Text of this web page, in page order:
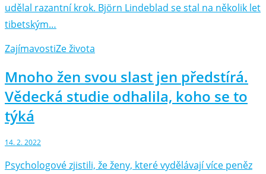
udělal razantní krok. Björn Lindeblad se stal na několik let
tibetským…
ZajímavostiZe života
Mnoho žen svou slast jen předstírá.
Vědecká studie odhalila, koho se to
týká
14. 2. 2022
Psychologové zjistili, že ženy, které vydělávají více peněz